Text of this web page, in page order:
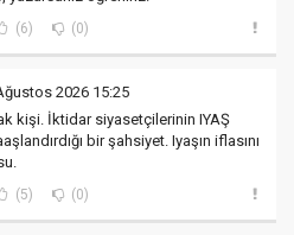
(6) (0)
2026 15:25
kişi. İktidar siyasetçilerinin IYAŞ
bir şahsiyet. Iyaşın iflasını
(5) (0)